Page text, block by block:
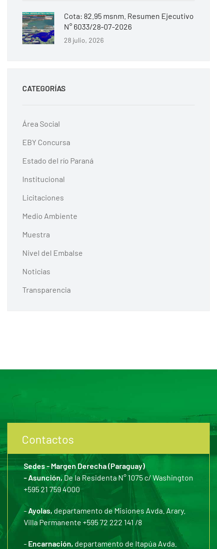
Cota: 82.95 msnm. Resumen Ejecutivo
N° 6033/28-07-2026
28 julio, 2026
CATEGORÍAS
Área Social
EBY Concursa
Estado del río Paraná
Institucional
Licitaciones
Medio Ambiente
Muestra
Nivel del Embalse
Noticias
Transparencia
Contactos
Sedes - Margen Derecha (Paraguay)
- Asunción, De la Residenta N° 1075 c/ Washington
+595 21 759 4000
-Ayolas, departamento de Misiones Avda. Arary.
Villa Permanente +595 72 222 141 /8
- Encarnación, departamento de Itapúa Avda.